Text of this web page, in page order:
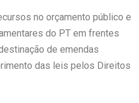
no orçamento público e
do PT em frentes
de emendas
das leis pelos Direitos